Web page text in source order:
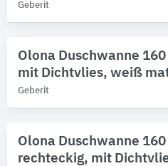
Geberit
Olona Duschwanne
mit Dichtvlies, weiß
Geberit
Olona Duschwanne
rechteckig, mit